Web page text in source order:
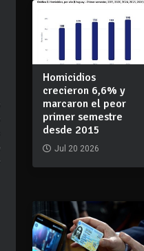
Homicidios
crecieron 6,6% y
marcaron el peor
primer semestre
desde 2015
Jul 20 2026